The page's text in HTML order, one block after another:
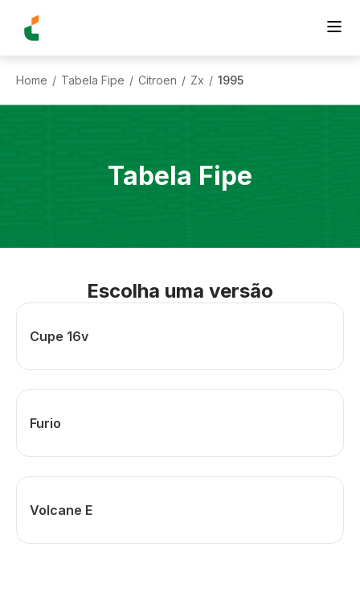
Home / Tabela Fipe / Citroen / Zx / 1995
Tabela Fipe
Escolha uma versão
Cupe 16v
Furio
Volcane E